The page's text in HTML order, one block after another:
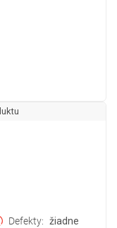
Defekty žiadne